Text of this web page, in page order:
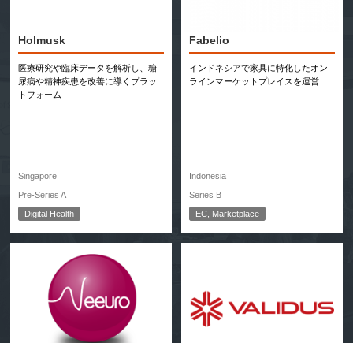
Holmusk
医療研究や臨床データを解析し、糖
尿病や精神疾患を改善に導くプラッ
トフォーム
Singapore
Pre-Series A
Digital Health
Fabelio
インドネシアで家具に特化したオン
ラインマーケットプレイスを運営
Indonesia
Series B
EC, Marketplace